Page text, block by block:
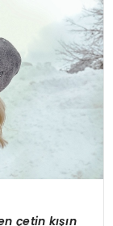
çetin kışın